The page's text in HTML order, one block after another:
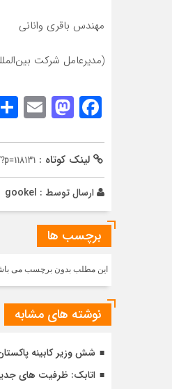
مهندس باقری وانانی
(مدیرعامل شرکت
لینک کوتاه :
ارسال توسط : gookel
برچسب ها
این مطلب بدون برچسب می
نوشته های مشابه
شش وزیر کابینه
اتابک: ظرفیت های